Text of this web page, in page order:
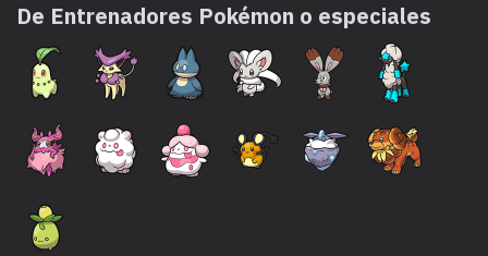
De Entrenadores Pokémon o especiales